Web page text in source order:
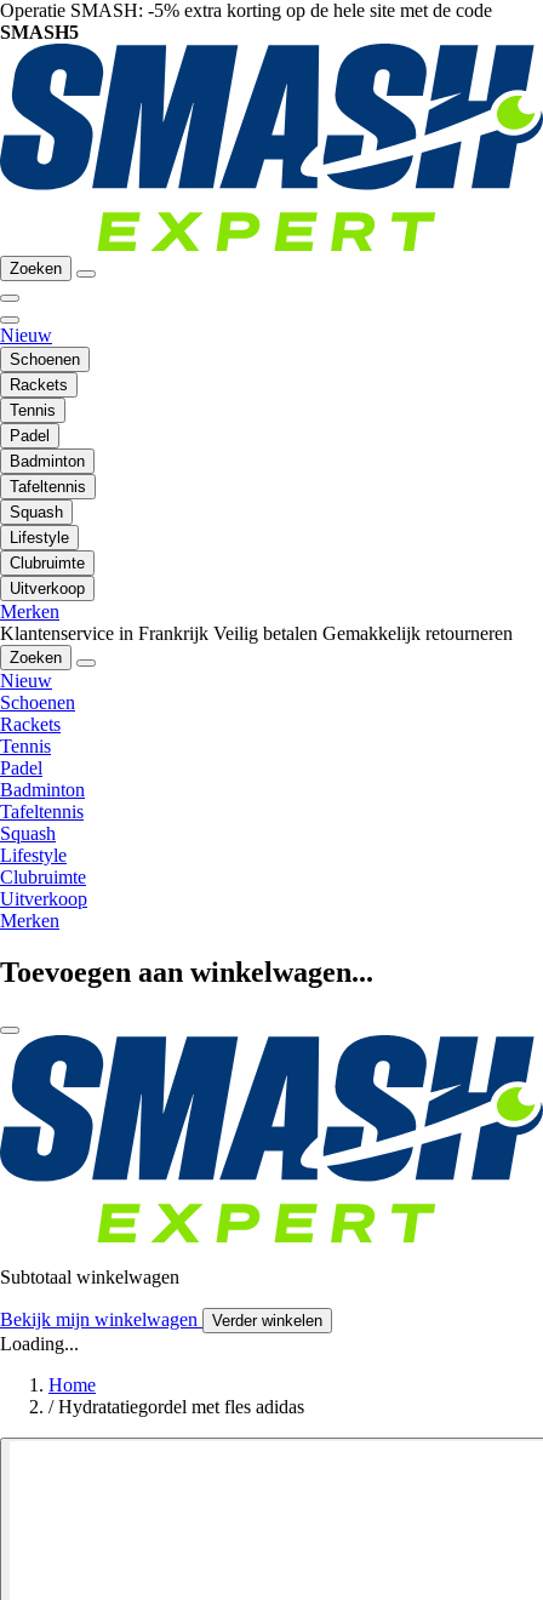
Operatie SMASH: -5% extra korting op de hele site met de code
SMASH5
Zoeken
Nieuw
Schoenen
Rackets
Tennis
Padel
Badminton
Tafeltennis
Squash
Lifestyle
Clubruimte
Uitverkoop
Merken
Klantenservice in Frankrijk Veilig betalen Gemakkelijk retourneren
Zoeken
Nieuw
Schoenen
Rackets
Tennis
Padel
Badminton
Tafeltennis
Squash
Lifestyle
Clubruimte
Uitverkoop
Merken
Toevoegen aan winkelwagen...
Subtotaal winkelwagen
Bekijk mijn winkelwagen Verder winkelen
Loading...
Home
/ Hydratatiegordel met fles adidas